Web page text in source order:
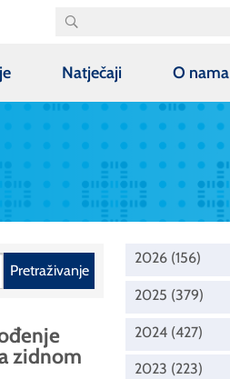
Natječaji O nama
Pretraživanje
zidnom
2026 (156)
2025 (379)
2024 (427)
2023 (223)